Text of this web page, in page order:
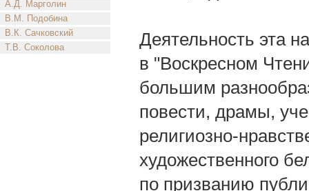
А.Д. Марголин
В.М. Подобина
В.К. Сачковский
Т.В. Соколова
Деятельность эта
в "Воскресном
большим
повести, драмы,
религиозно-
художественного
по призванию